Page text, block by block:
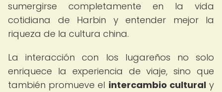
sumergirse completamente en la vida
cotidiana de Harbin y entender mejor la
riqueza de la cultura china.
La interacción con los lugareños no solo
enriquece la experiencia de viaje, sino que
también promueve el intercambio culturaly